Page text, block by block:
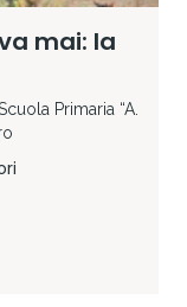
mai: la
Primaria “A.